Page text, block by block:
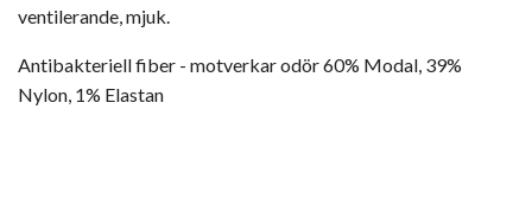
ventilerande, mjuk.
Antibakteriell fiber - motverkar odör 60% Modal, 39%
Nylon, 1% Elastan